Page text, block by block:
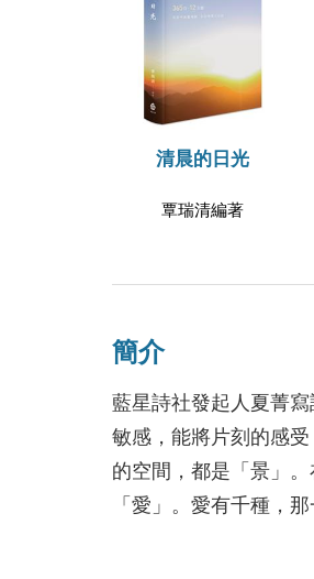
清晨的日光
覃瑞清編著
簡介
藍星詩社發起人夏菁
敏感，能將片刻的感
的空間，都是「景」
「愛」。愛有千種，
通，可以互為借鏡。